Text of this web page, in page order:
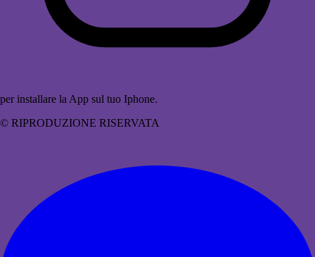
per installare la App sul tuo Iphone.
© RIPRODUZIONE RISERVATA